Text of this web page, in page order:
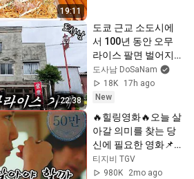
19:11
22:38
도쿄 근교 소도시에
서 100년 동안 오무
라이스 팔면 벌어지
는 일‼️
도사남 DoSaNam
18K
17h ago
New
🔥힐링영화🔥오늘 살
아갈 의미를 찾는 당
신에 필요한 영화📌
결말포함ㅣ일본영화
ㅣ앙(An) : 단팥 인생
티지비 TGV
980K
2mo ago